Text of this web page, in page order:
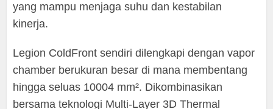
yang mampu menjaga suhu dan kestabilan
kinerja.
Legion ColdFront sendiri dilengkapi dengan vapor
chamber berukuran besar di mana membentang
hingga seluas 10004 mm². Dikombinasikan
bersama teknologi Multi-Layer 3D Thermal